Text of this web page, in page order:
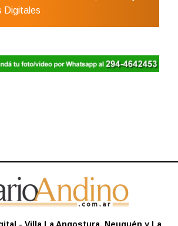
Digitales